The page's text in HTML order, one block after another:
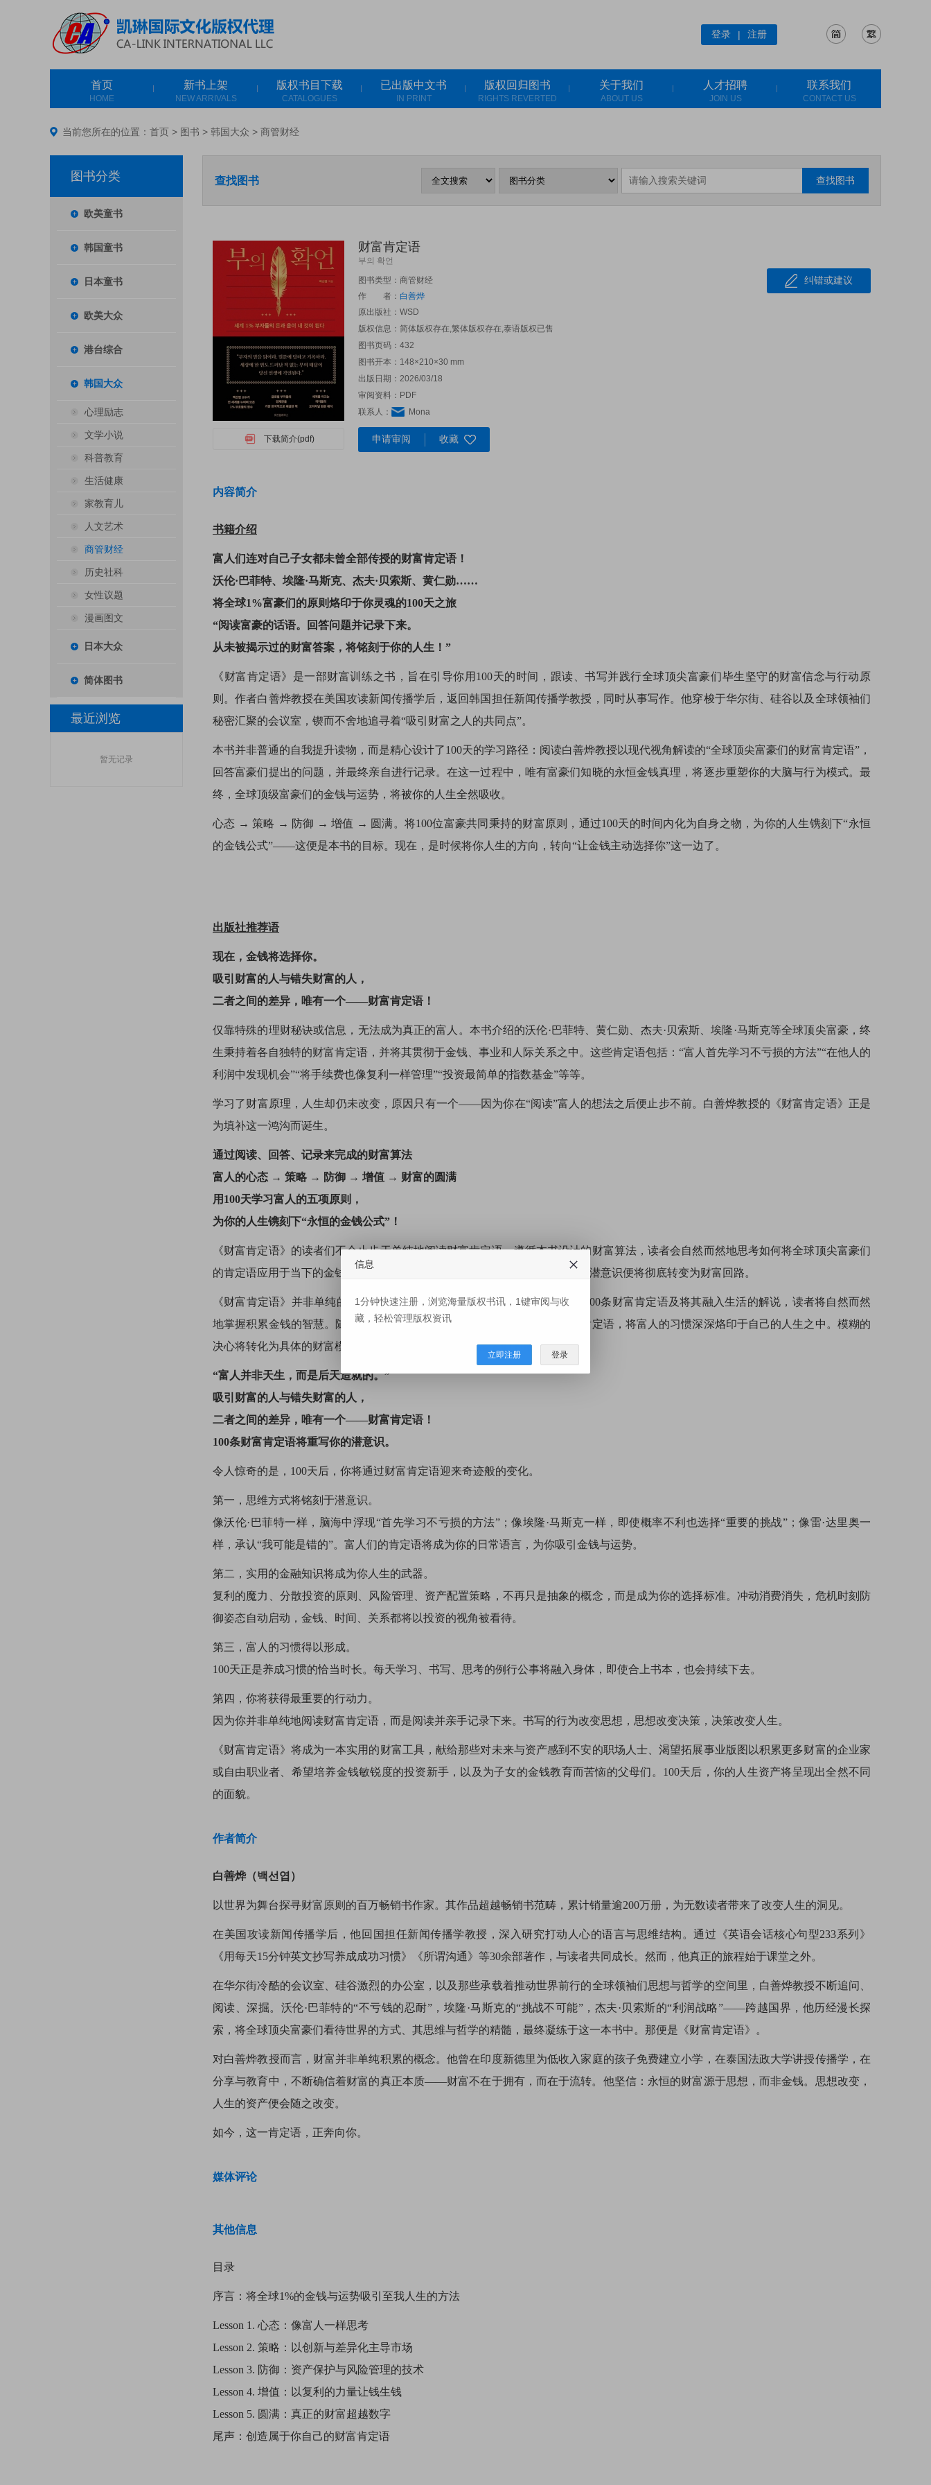
登录 | 注册
首页
HOME
新书上架
NEW ARRIVALS
版权书目下载
CATALOGUES
已出版中文书
IN PRINT
版权回归图书
RIGHTS REVERTED
关于我们
ABOUT US
人才招聘
JOIN US
联系我们
CONTACT US
当前您所在的位置： 首页 > 图书 > 韩国大众 > 商管财经
图书分类
欧美童书
韩国童书
日本童书
欧美大众
港台综合
韩国大众
心理励志
文学小说
科普教育
生活健康
家教育儿
人文艺术
商管财经
历史社科
女性议题
漫画图文
日本大众
简体图书
最近浏览
暂无记录
查找图书 查找图书
纠错或建议
下载简介(pdf)
财富肯定语
부의 확언
图书类型：商管财经
作 者： 白善烨
原出版社： WSD
版权信息：简体版权存在,繁体版权存在,泰语版权已售
图书页码：432
图书开本：148×210×30 mm
出版日期：2026/03/18
审阅资料：PDF
联系人：
Mona
申请审阅 收藏
内容简介
书籍介绍
富人们连对自己子女都未曾全部传授的财富肯定语！
沃伦·巴菲特、埃隆·马斯克、杰夫·贝索斯、黄仁勋……
将全球1%富豪们的原则烙印于你灵魂的100天之旅
“阅读富豪的话语。回答问题并记录下来。
从未被揭示过的财富答案，将铭刻于你的人生！”
《财富肯定语》是一部财富训练之书，旨在引导你用100天的时间，跟读、书写并践行全球顶尖富豪们毕生坚守的财富信念与行动原
则。作者白善烨教授在美国攻读新闻传播学后，返回韩国担任新闻传播学教授，同时从事写作。他穿梭于华尔街、硅谷以及全球领袖们
秘密汇聚的会议室，锲而不舍地追寻着“吸引财富之人的共同点”。
本书并非普通的自我提升读物，而是精心设计了100天的学习路径：阅读白善烨教授以现代视角解读的“全球顶尖富豪们的财富肯定语”，
回答富豪们提出的问题，并最终亲自进行记录。在这一过程中，唯有富豪们知晓的永恒金钱真理，将逐步重塑你的大脑与行为模式。最
终，全球顶级富豪们的金钱与运势，将被你的人生全然吸收。
心态 → 策略 → 防御 → 增值 → 圆满。将100位富豪共同秉持的财富原则，通过100天的时间内化为自身之物，为你的人生镌刻下“永恒
的金钱公式”——这便是本书的目标。现在，是时候将你人生的方向，转向“让金钱主动选择你”这一边了。
出版社推荐语
现在，金钱将选择你。
吸引财富的人与错失财富的人，
二者之间的差异，唯有一个——财富肯定语！
仅靠特殊的理财秘诀或信息，无法成为真正的富人。本书介绍的沃伦·巴菲特、黄仁勋、杰夫·贝索斯、埃隆·马斯克等全球顶尖富豪，终
生秉持着各自独特的财富肯定语，并将其贯彻于金钱、事业和人际关系之中。这些肯定语包括：“富人首先学习不亏损的方法”“在他人的
利润中发现机会”“将手续费也像复利一样管理”“投资最简单的指数基金”等等。
学习了财富原理，人生却仍未改变，原因只有一个——因为你在“阅读”富人的想法之后便止步不前。白善烨教授的《财富肯定语》正是
为填补这一鸿沟而诞生。
通过阅读、回答、记录来完成的财富算法
富人的心态 → 策略 → 防御 → 增值 → 财富的圆满
用100天学习富人的五项原则，
为你的人生镌刻下“永恒的金钱公式”！
《财富肯定语》的读者们不会止步于单纯地阅读财富肯定语。遵循本书设计的财富算法，读者会自然而然地思考如何将全球顶尖富豪们
的肯定语应用于当下的金钱、事业、时间和人际关系之中。不久之后，读者的潜意识便将彻底转变为财富回路。
《财富肯定语》并非单纯的名言集，而是一本实战型的金钱训练之书。通过100条财富肯定语及将其融入生活的解说，读者将自然而然
地掌握积累金钱的智慧。随后，通过回答富人们提出的两个问题、亲手抄写肯定语，将富人的习惯深深烙印于自己的人生之中。模糊的
决心将转化为具体的财富模式，你的潜意识将被重构为富人们的成功公式。
“富人并非天生，而是后天造就的。”
吸引财富的人与错失财富的人，
二者之间的差异，唯有一个——财富肯定语！
100条财富肯定语将重写你的潜意识。
令人惊奇的是，100天后，你将通过财富肯定语迎来奇迹般的变化。
第一，思维方式将铭刻于潜意识。
像沃伦·巴菲特一样，脑海中浮现“首先学习不亏损的方法”；像埃隆·马斯克一样，即使概率不利也选择“重要的挑战”；像雷·达里奥一
样，承认“我可能是错的”。富人们的肯定语将成为你的日常语言，为你吸引金钱与运势。
第二，实用的金融知识将成为你人生的武器。
复利的魔力、分散投资的原则、风险管理、资产配置策略，不再只是抽象的概念，而是成为你的选择标准。冲动消费消失，危机时刻防
御姿态自动启动，金钱、时间、关系都将以投资的视角被看待。
第三，富人的习惯得以形成。
100天正是养成习惯的恰当时长。每天学习、书写、思考的例行公事将融入身体，即使合上书本，也会持续下去。
第四，你将获得最重要的行动力。
因为你并非单纯地阅读财富肯定语，而是阅读并亲手记录下来。书写的行为改变思想，思想改变决策，决策改变人生。
《财富肯定语》将成为一本实用的财富工具，献给那些对未来与资产感到不安的职场人士、渴望拓展事业版图以积累更多财富的企业家
或自由职业者、希望培养金钱敏锐度的投资新手，以及为子女的金钱教育而苦恼的父母们。100天后，你的人生资产将呈现出全然不同
的面貌。
作者简介
白善烨（백선엽）
以世界为舞台探寻财富原则的百万畅销书作家。其作品超越畅销书范畴，累计销量逾200万册，为无数读者带来了改变人生的洞见。
在美国攻读新闻传播学后，他回国担任新闻传播学教授，深入研究打动人心的语言与思维结构。通过《英语会话核心句型233系列》
《用每天15分钟英文抄写养成成功习惯》《所谓沟通》等30余部著作，与读者共同成长。然而，他真正的旅程始于课堂之外。
在华尔街冷酷的会议室、硅谷激烈的办公室，以及那些承载着推动世界前行的全球领袖们思想与哲学的空间里，白善烨教授不断追问、
阅读、深掘。沃伦·巴菲特的“不亏钱的忍耐”，埃隆·马斯克的“挑战不可能”，杰夫·贝索斯的“利润战略”——跨越国界，他历经漫长探
索，将全球顶尖富豪们看待世界的方式、其思维与哲学的精髓，最终凝练于这一本书中。那便是《财富肯定语》。
对白善烨教授而言，财富并非单纯积累的概念。他曾在印度新德里为低收入家庭的孩子免费建立小学，在泰国法政大学讲授传播学，在
分享与教育中，不断确信着财富的真正本质——财富不在于拥有，而在于流转。他坚信：永恒的财富源于思想，而非金钱。思想改变，
人生的资产便会随之改变。
如今，这一肯定语，正奔向你。
媒体评论
其他信息
目录
序言：将全球1%的金钱与运势吸引至我人生的方法
Lesson 1. 心态：像富人一样思考
Lesson 2. 策略：以创新与差异化主导市场
Lesson 3. 防御：资产保护与风险管理的技术
Lesson 4. 增值：以复利的力量让钱生钱
Lesson 5. 圆满：真正的财富超越数字
尾声：创造属于你自己的财富肯定语
信息
1分钟快速注册，浏览海量版权书讯，1键审阅与收
藏，轻松管理版权资讯
立即注册 登录